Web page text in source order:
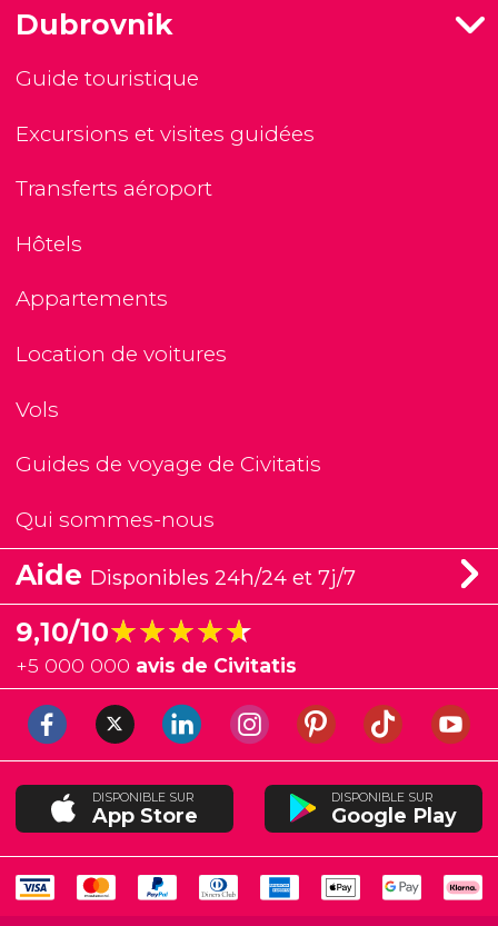
Dubrovnik
Guide touristique
Excursions et visites guidées
Transferts aéroport
Hôtels
Appartements
Location de voitures
Vols
Guides de voyage de Civitatis
Qui sommes-nous
Aide Disponibles 24h/24 et 7j/7
9,10/10★★★★★
★★★★★
+5 000 000 avis de Civitatis
DISPONIBLE SUR
App Store
DISPONIBLE SUR
Google Play